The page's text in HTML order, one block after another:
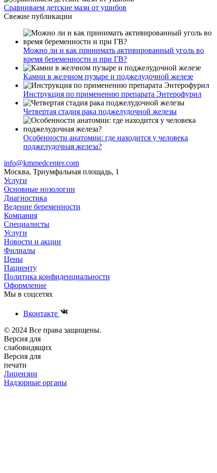
Сравниваем детские мази от ушибов
Свежие публикации
Можно ли и как принимать активированный уголь во
время беременности и при ГВ?
Камни в желчном пузыре и поджелудочной железе
Инструкция по применению препарата Энтерофурил
Четвертая стадия рака поджелудочной железы
Особенности анатомии: где находится у человека
поджелудочная железа?
info@kmmedcenter.com
Москва, Триумфальная площадь, 1
Услуги
Основные нозологии
Диагностика
Ведение беременности
Компания
Специалисты
Услуги
Новости и акции
Филиалы
Цены
Пациенту
Политика конфиденциальности
Оформление
Мы в соцсетях
Вконтакте
© 2024 Все права защищены.
Версия для
слабовидящих
Версия для
печати
Лицензии
Надзорные органы